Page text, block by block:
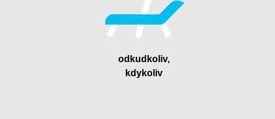
odkudkoliv,
kdykoliv